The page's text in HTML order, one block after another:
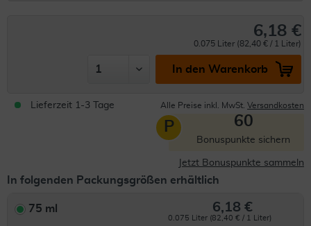
6,18 €
0.075 Liter (82,40 € / 1 Liter)
In den Warenkorb
Lieferzeit 1-3 Tage Alle Preise inkl. MwSt. Versandkosten
P 60
Bonuspunkte sichern
Jetzt Bonuspunkte sammeln
In folgenden Packungsgrößen erhältlich
75 ml 6,18 €
0.075 Liter (82,40 € / 1 Liter)